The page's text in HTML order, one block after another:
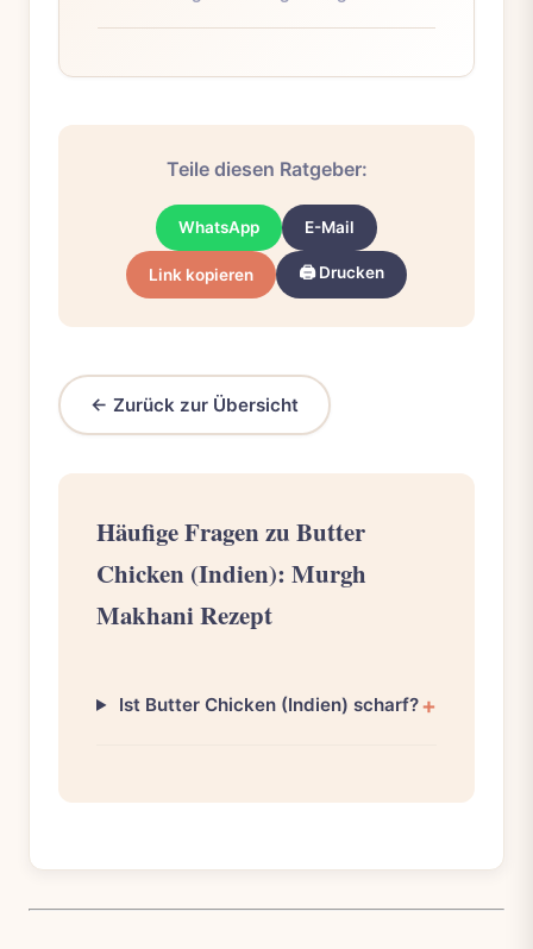
Teile diesen Ratgeber:
WhatsApp E-Mail
Link kopieren 🖨️ Drucken
← Zurück zur Übersicht
Häufige Fragen zu Butter
Chicken (Indien): Murgh
Makhani Rezept
Ist Butter Chicken (Indien) scharf?